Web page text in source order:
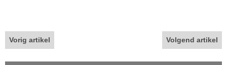
Vorig artikel Volgend artikel